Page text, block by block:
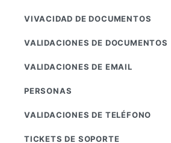
VIVACIDAD DE DOCUMENTOS
VALIDACIONES DE DOCUMENTOS
VALIDACIONES DE EMAIL
PERSONAS
VALIDACIONES DE TELÉFONO
TICKETS DE SOPORTE